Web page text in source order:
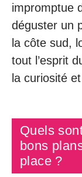
impromptue
déguster un
la côte sud,
tout l’esprit
la curiosité et
Quels
bons
place ?